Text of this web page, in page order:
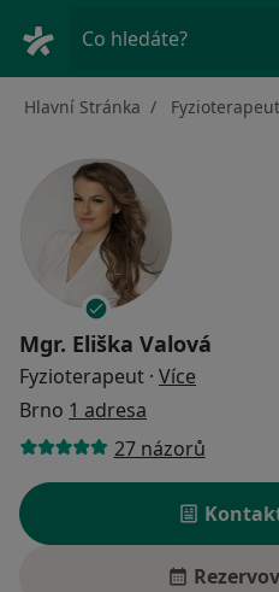
Co hledáte?
Hlavní Stránka Fyzioterapeut
Mgr. Eliška Valová
Fyzioterapeut · Více
Brno 1 adresa
27 názorů